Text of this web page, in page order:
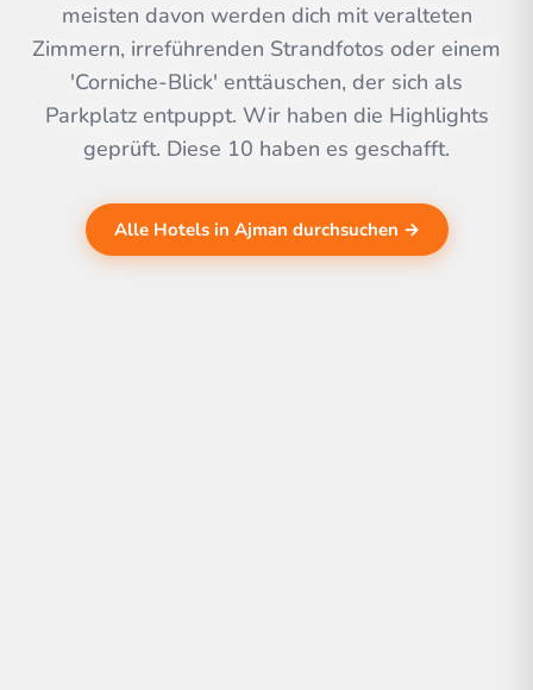
meisten davon werden dich mit veralteten
Zimmern, irreführenden Strandfotos oder einem
'Corniche-Blick' enttäuschen, der sich als
Parkplatz entpuppt. Wir haben die Highlights
geprüft. Diese 10 haben es geschafft.
Alle Hotels in Ajman durchsuchen →